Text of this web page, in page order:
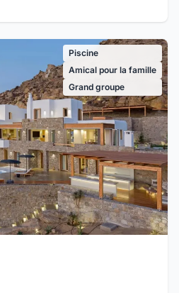
Piscine
Amical pour la famille
Grand groupe